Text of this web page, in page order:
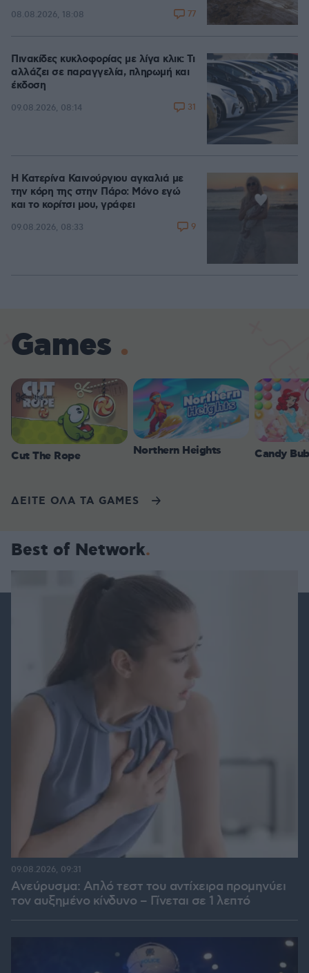
08.08.2026, 18:08 77
Πινακίδες κυκλοφορίας με λίγα κλικ: Τι
αλλάζει σε παραγγελία, πληρωμή και
έκδοση
09.08.2026, 08:14 31
Η Κατερίνα Καινούργιου αγκαλιά με
την κόρη της στην Πάρο: Μόνο εγώ
και το κορίτσι μου, γράφει
09.08.2026, 08:33 9
Games
Cut The Rope Northern Heights Candy
ΔΕΙΤΕ ΟΛΑ ΤΑ GAMES
Best of Network
Ανεύρυσμα: Απλό τεστ του αντίχειρα προμηνύει
τον αυξημένο κίνδυνο – Γίνεται σε 1 λεπτό
09.08.2026, 09:31